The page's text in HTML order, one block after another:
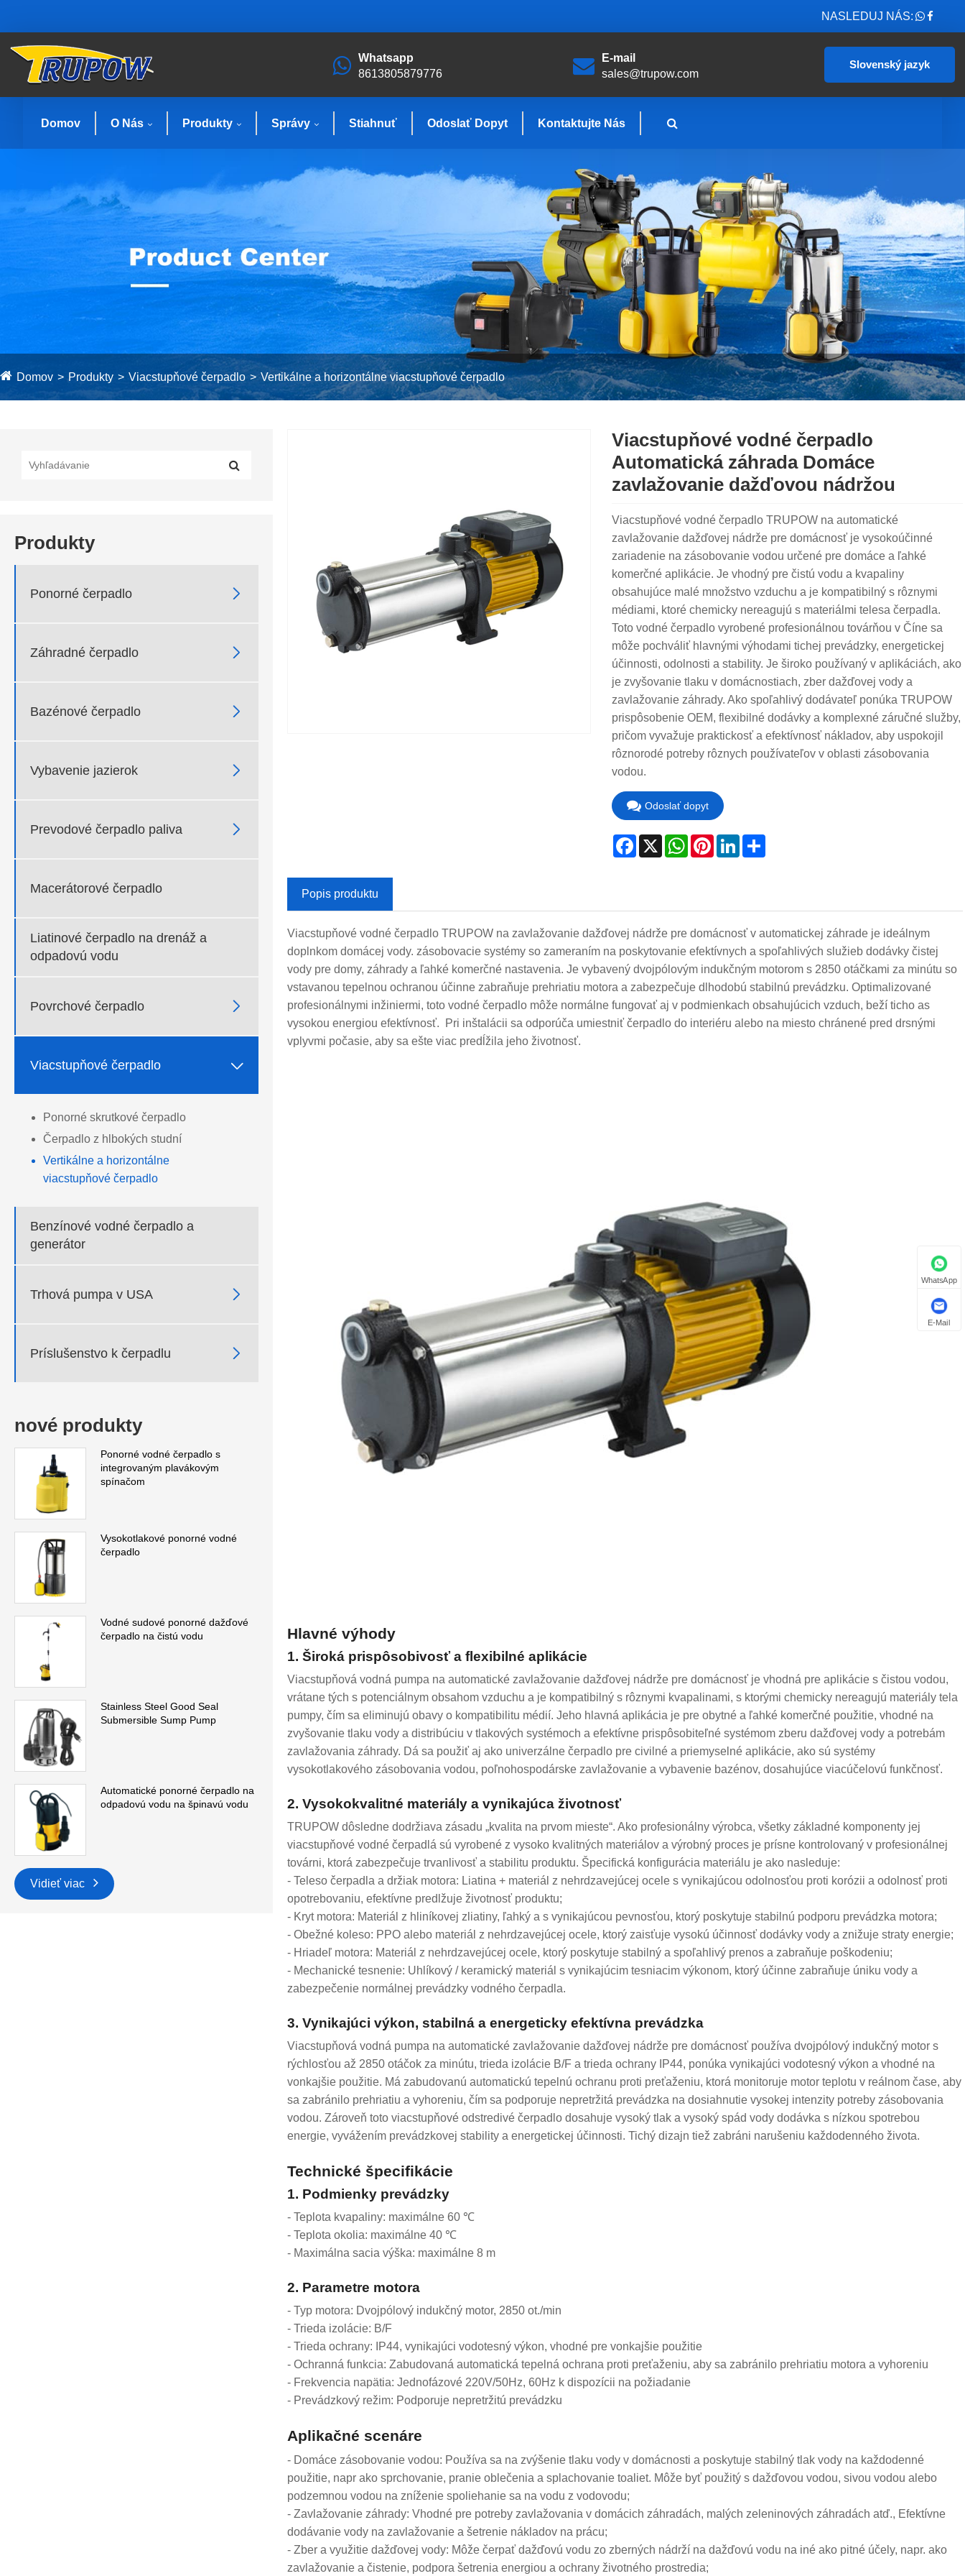
NASLEDUJ NÁS:
Whatsapp
8613805879776
E-mail
sales@trupow.com
Slovenský jazyk
Domov O Nás Produkty Správy Stiahnuť Odoslať Dopyt Kontaktujte Nás
Domov Produkty Viacstupňové čerpadlo Vertikálne a horizontálne viacstupňové čerpadlo
Produkty
Ponorné čerpadlo 
Záhradné čerpadlo 
Bazénové čerpadlo 
Vybavenie jazierok 
Prevodové čerpadlo paliva 
Macerátorové čerpadlo
Liatinové čerpadlo na drenáž a
odpadovú vodu
Povrchové čerpadlo 
Viacstupňové čerpadlo 
Ponorné skrutkové čerpadlo
Čerpadlo z hlbokých studní
Vertikálne a horizontálne
viacstupňové čerpadlo
Benzínové vodné čerpadlo a
generátor
Trhová pumpa v USA 
Príslušenstvo k čerpadlu 
nové produkty
Ponorné vodné čerpadlo s
integrovaným plavákovým
spínačom
Vysokotlakové ponorné vodné
čerpadlo
Vodné sudové ponorné dažďové
čerpadlo na čistú vodu
Stainless Steel Good Seal
Submersible Sump Pump
Automatické ponorné čerpadlo na
odpadovú vodu na špinavú vodu
Vidieť viac
Viacstupňové vodné čerpadlo
Automatická záhrada Domáce
zavlažovanie dažďovou nádržou
Viacstupňové vodné čerpadlo TRUPOW na automatické
zavlažovanie dažďovej nádrže pre domácnosť je vysokoúčinné
zariadenie na zásobovanie vodou určené pre domáce a ľahké
komerčné aplikácie. Je vhodný pre čistú vodu a kvapaliny
obsahujúce malé množstvo vzduchu a je kompatibilný s rôznymi
médiami, ktoré chemicky nereagujú s materiálmi telesa čerpadla.
Toto vodné čerpadlo vyrobené profesionálnou továrňou v Číne sa
môže pochváliť hlavnými výhodami tichej prevádzky, energetickej
účinnosti, odolnosti a stability. Je široko používaný v aplikáciách, ako
je zvyšovanie tlaku v domácnostiach, zber dažďovej vody a
zavlažovanie záhrady. Ako spoľahlivý dodávateľ ponúka TRUPOW
prispôsobenie OEM, flexibilné dodávky a komplexné záručné služby,
pričom vyvažuje praktickosť a efektívnosť nákladov, aby uspokojil
rôznorodé potreby rôznych používateľov v oblasti zásobovania
vodou.
Odoslať dopyt
Facebook
X WhatsApp
PinterestLinkedInShare
Popis produktu
Viacstupňové vodné čerpadlo TRUPOW na zavlažovanie dažďovej nádrže pre domácnosť v automatickej záhrade je ideálnym
doplnkom domácej vody. zásobovacie systémy so zameraním na poskytovanie efektívnych a spoľahlivých služieb dodávky čistej
vody pre domy, záhrady a ľahké komerčné nastavenia. Je vybavený dvojpólovým indukčným motorom s 2850 otáčkami za minútu so
vstavanou tepelnou ochranou účinne zabraňuje prehriatiu motora a zabezpečuje dlhodobú stabilnú prevádzku. Optimalizované
profesionálnymi inžiniermi, toto vodné čerpadlo môže normálne fungovať aj v podmienkach obsahujúcich vzduch, beží ticho as
vysokou energiou efektívnosť. Pri inštalácii sa odporúča umiestniť čerpadlo do interiéru alebo na miesto chránené pred drsnými
vplyvmi počasie, aby sa ešte viac predĺžila jeho životnosť.
Hlavné výhody
1. Široká prispôsobivosť a flexibilné aplikácie
Viacstupňová vodná pumpa na automatické zavlažovanie dažďovej nádrže pre domácnosť je vhodná pre aplikácie s čistou vodou,
vrátane tých s potenciálnym obsahom vzduchu a je kompatibilný s rôznymi kvapalinami, s ktorými chemicky nereagujú materiály tela
pumpy, čím sa eliminujú obavy o kompatibilitu médií. Jeho hlavná aplikácia je pre obytné a ľahké komerčné použitie, vhodné na
zvyšovanie tlaku vody a distribúciu v tlakových systémoch a efektívne prispôsobiteľné systémom zberu dažďovej vody a potrebám
zavlažovania záhrady. Dá sa použiť aj ako univerzálne čerpadlo pre civilné a priemyselné aplikácie, ako sú systémy
vysokotlakového zásobovania vodou, poľnohospodárske zavlažovanie a vybavenie bazénov, dosahujúce viacúčelovú funkčnosť.
2. Vysokokvalitné materiály a vynikajúca životnosť
TRUPOW dôsledne dodržiava zásadu „kvalita na prvom mieste“. Ako profesionálny výrobca, všetky základné komponenty jej
viacstupňové vodné čerpadlá sú vyrobené z vysoko kvalitných materiálov a výrobný proces je prísne kontrolovaný v profesionálnej
továrni, ktorá zabezpečuje trvanlivosť a stabilitu produktu. Špecifická konfigurácia materiálu je ako nasleduje:
- Teleso čerpadla a držiak motora: Liatina + materiál z nehrdzavejúcej ocele s vynikajúcou odolnosťou proti korózii a odolnosť proti
opotrebovaniu, efektívne predlžuje životnosť produktu;
- Kryt motora: Materiál z hliníkovej zliatiny, ľahký a s vynikajúcou pevnosťou, ktorý poskytuje stabilnú podporu prevádzka motora;
- Obežné koleso: PPO alebo materiál z nehrdzavejúcej ocele, ktorý zaisťuje vysokú účinnosť dodávky vody a znižuje straty energie;
- Hriadeľ motora: Materiál z nehrdzavejúcej ocele, ktorý poskytuje stabilný a spoľahlivý prenos a zabraňuje poškodeniu;
- Mechanické tesnenie: Uhlíkový / keramický materiál s vynikajúcim tesniacim výkonom, ktorý účinne zabraňuje úniku vody a
zabezpečenie normálnej prevádzky vodného čerpadla.
3. Vynikajúci výkon, stabilná a energeticky efektívna prevádzka
Viacstupňová vodná pumpa na automatické zavlažovanie dažďovej nádrže pre domácnosť používa dvojpólový indukčný motor s
rýchlosťou až 2850 otáčok za minútu, trieda izolácie B/F a trieda ochrany IP44, ponúka vynikajúci vodotesný výkon a vhodné na
vonkajšie použitie. Má zabudovanú automatickú tepelnú ochranu proti preťaženiu, ktorá monitoruje motor teplotu v reálnom čase, aby
sa zabránilo prehriatiu a vyhoreniu, čím sa podporuje nepretržitá prevádzka na dosiahnutie vysokej intenzity potreby zásobovania
vodou. Zároveň toto viacstupňové odstredivé čerpadlo dosahuje vysoký tlak a vysoký spád vody dodávka s nízkou spotrebou
energie, vyvážením prevádzkovej stability a energetickej účinnosti. Tichý dizajn tiež zabráni narušeniu každodenného života.
Technické špecifikácie
1. Podmienky prevádzky
- Teplota kvapaliny: maximálne 60 ℃
- Teplota okolia: maximálne 40 ℃
- Maximálna sacia výška: maximálne 8 m
2. Parametre motora
- Typ motora: Dvojpólový indukčný motor, 2850 ot./min
- Trieda izolácie: B/F
- Trieda ochrany: IP44, vynikajúci vodotesný výkon, vhodné pre vonkajšie použitie
- Ochranná funkcia: Zabudovaná automatická tepelná ochrana proti preťaženiu, aby sa zabránilo prehriatiu motora a vyhoreniu
- Frekvencia napätia: Jednofázové 220V/50Hz, 60Hz k dispozícii na požiadanie
- Prevádzkový režim: Podporuje nepretržitú prevádzku
Aplikačné scenáre
- Domáce zásobovanie vodou: Používa sa na zvýšenie tlaku vody v domácnosti a poskytuje stabilný tlak vody na každodenné
použitie, napr ako sprchovanie, pranie oblečenia a splachovanie toaliet. Môže byť použitý s dažďovou vodou, sivou vodou alebo
podzemnou vodou na zníženie spoliehanie sa na vodu z vodovodu;
- Zavlažovanie záhrady: Vhodné pre potreby zavlažovania v domácich záhradách, malých zeleninových záhradách atď., Efektívne
dodávanie vody na zavlažovanie a šetrenie nákladov na prácu;
- Zber a využitie dažďovej vody: Môže čerpať dažďovú vodu zo zberných nádrží na dažďovú vodu na iné ako pitné účely, napr. ako
zavlažovanie a čistenie, podpora šetrenia energiou a ochrany životného prostredia;
WhatsApp
E-Mail